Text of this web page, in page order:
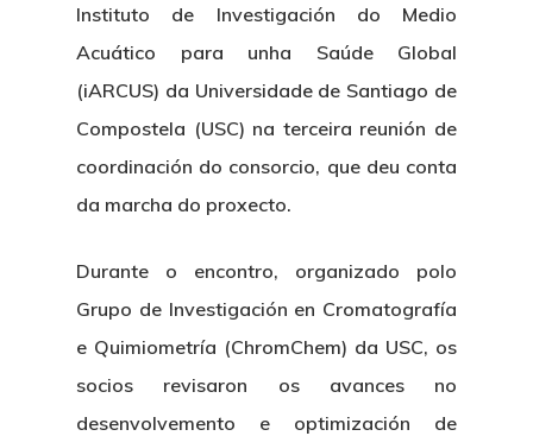
Instituto de Investigación do Medio
Acuático para unha Saúde Global
(iARCUS) da Universidade de Santiago de
Compostela (USC) na terceira reunión de
coordinación do consorcio, que deu conta
da marcha do proxecto.
Durante o encontro, organizado polo
Grupo de Investigación en Cromatografía
e Quimiometría (ChromChem) da USC, os
socios revisaron os avances no
desenvolvemento e optimización de